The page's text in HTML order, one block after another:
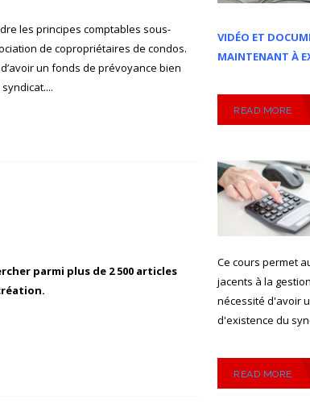
les principes comptables sous-
de copropriétaires de condos.
un fonds de prévoyance bien
VIDÉO ET
MAINTENANT À
READ MORE
Ce cours permet
jacents à la
nécessité d'avoir
d'existence du
READ MORE
parmi plus de 2 500 articles